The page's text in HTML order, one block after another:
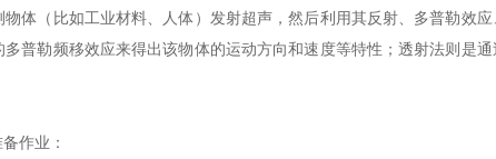
（比如工业材料、人体）发射超声，然后利用其反射、多普勒效
普勒频移效应来得出该物体的运动方向和速度等特性；透射法则是
作业：